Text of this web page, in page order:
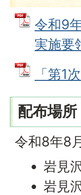
令和9
実施要
「第1
配布場所
令和8年8
岩見
岩見